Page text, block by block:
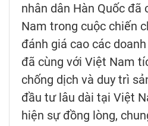
nhân dân Hàn Quốc đã
Nam trong cuộc chiến
đánh giá cao các
đã cùng với Việt Nam
chống dịch và duy trì
đầu tư lâu dài tại Việt
hiện sự đồng lòng,